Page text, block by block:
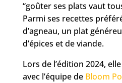
“goûter ses plats vaut
Parmi ses recettes
d’agneau, un plat
d’épices et de viande.
Lors de l’édition 2024,
avec l’équipe de Bloom